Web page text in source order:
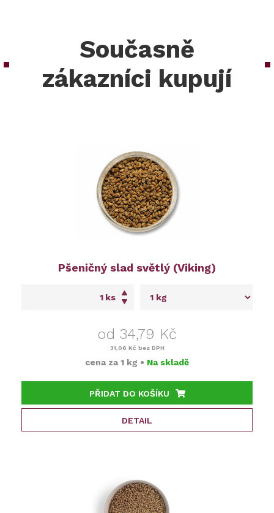
Současně
zákazníci kupují
Pšeničný slad světlý (Viking)
ks
od 34,79 Kč
31,06 Kč bez DPH
cena za 1 kg • Na skladě
PŘIDAT DO KOŠÍKU
DETAIL